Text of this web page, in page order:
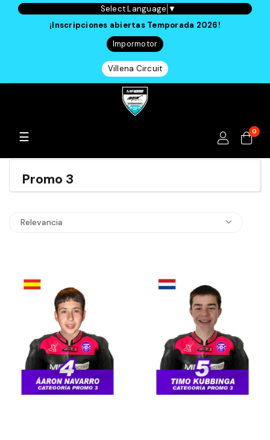
Select Language ▼
¡Inscripciones abiertas Temporada 2026!
Impormotor
Villena Circuit
Navegación
palanca
☰ 0
Promo 3
Relevancia